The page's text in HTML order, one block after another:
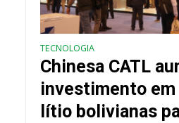
TECNOLOGIA
Chinesa CATL
investimento
lítio bolivianas